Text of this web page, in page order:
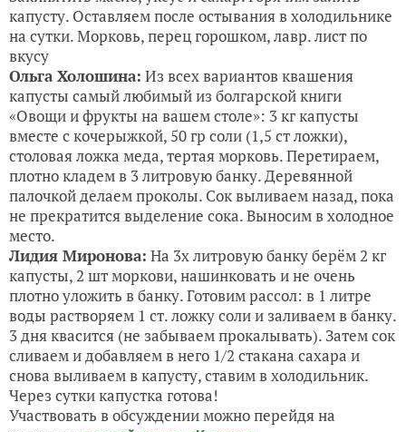
капусту. Оставляем после остывания в холодильнике
на сутки. Морковь, перец горошком, лавр. лист по
вкусу
Ольга Холошина: Из всех вариантов квашения
капусты самый любимый из болгарской книги
«Овощи и фрукты на вашем столе»: 3 кг капусты
вместе с кочерыжкой, 50 гр соли (1,5 ст ложки),
столовая ложка меда, тертая морковь. Перетираем,
плотно кладем в 3 литровую банку. Деревянной
палочкой делаем проколы. Сок выливаем назад, пока
не прекратится выделение сока. Выносим в холодное
место.
Лидия Миронова: На 3х литровую банку берём 2 кг
капусты, 2 шт моркови, нашинковать и не очень
плотно уложить в банку. Готовим рассол: в 1 литре
воды растворяем 1 ст. ложку соли и заливаем в банку.
3 дня квасится (не забываем прокалывать). Затем сок
сливаем и добавляем в него 1/2 стакана сахара и
снова выливаем в капусту, ставим в холодильник.
Через сутки капустка готова!
Участвовать в обсуждении можно перейдя на